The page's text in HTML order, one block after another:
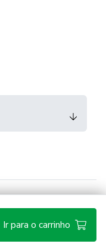
Ir para o carrinho
reservados.